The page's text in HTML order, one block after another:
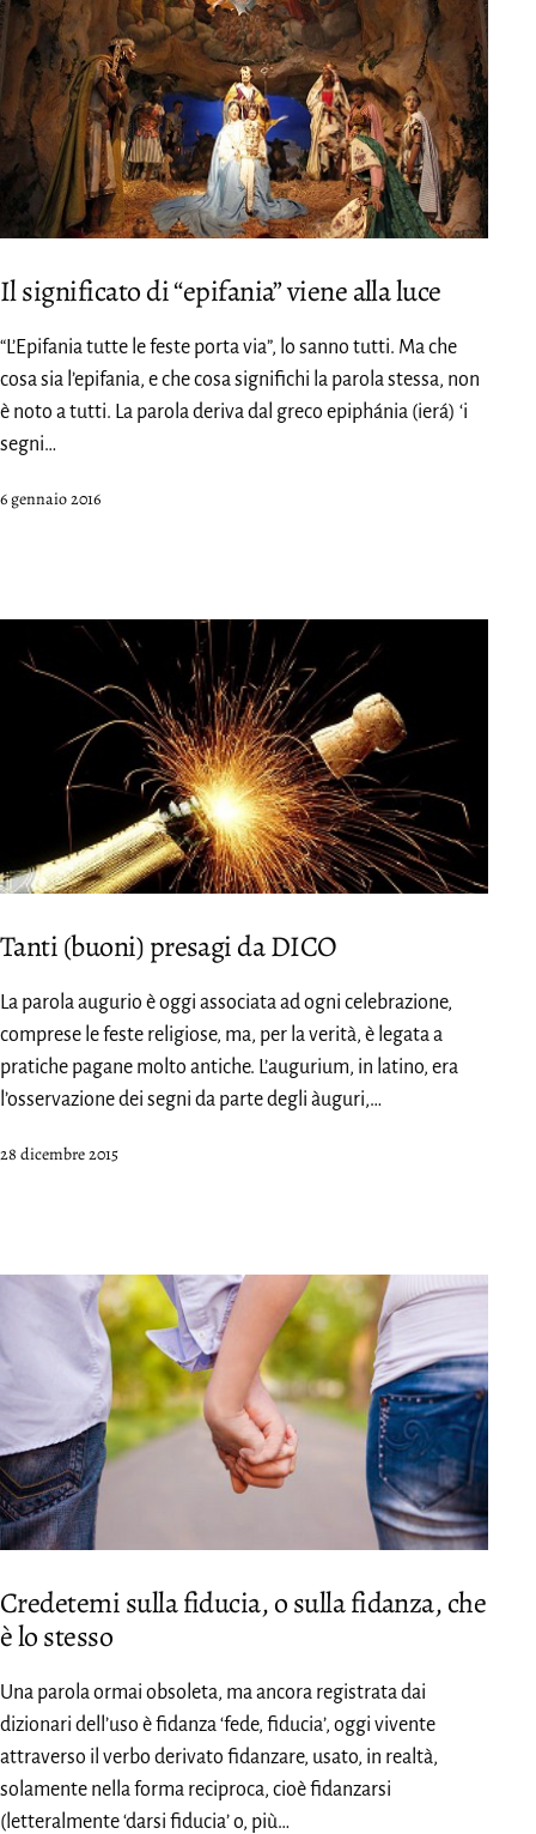
Il significato di “epifania” viene alla luce
“L’Epifania tutte le feste porta via”, lo sanno tutti. Ma che
cosa sia l’epifania, e che cosa significhi la parola stessa, non
è noto a tutti. La parola deriva dal greco epiphánia (ierá) ‘i
segni…
Pubblicato
6 gennaio 2016
Tanti (buoni) presagi da DICO
La parola augurio è oggi associata ad ogni celebrazione,
comprese le feste religiose, ma, per la verità, è legata a
pratiche pagane molto antiche. L’augurium, in latino, era
l’osservazione dei segni da parte degli àuguri,…
Pubblicato
28 dicembre 2015
Credetemi sulla fiducia, o sulla fidanza, che
è lo stesso
Una parola ormai obsoleta, ma ancora registrata dai
dizionari dell’uso è fidanza ‘fede, fiducia’, oggi vivente
attraverso il verbo derivato fidanzare, usato, in realtà,
solamente nella forma reciproca, cioè fidanzarsi
(letteralmente ‘darsi fiducia’ o, più…